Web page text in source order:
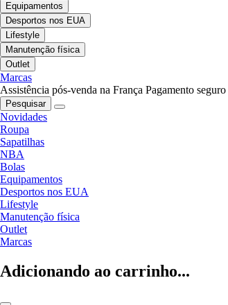
Equipamentos
Desportos nos EUA
Lifestyle
Manutenção física
Outlet
Marcas
Assistência pós-venda na França Pagamento seguro
Pesquisar
Novidades
Roupa
Sapatilhas
NBA
Bolas
Equipamentos
Desportos nos EUA
Lifestyle
Manutenção física
Outlet
Marcas
Adicionando ao carrinho...